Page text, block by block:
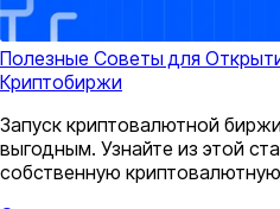
Полезные Советы для
Криптобиржи
Запуск криптовалютной
выгодным. Узнайте из этой
собственную